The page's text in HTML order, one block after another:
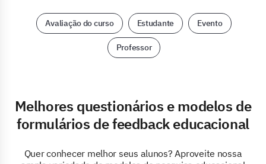
Avaliação do curso Estudante Evento
Professor
Melhores questionários e modelos de
formulários de feedback educacional
Quer conhecer melhor seus alunos? Aproveite nossa